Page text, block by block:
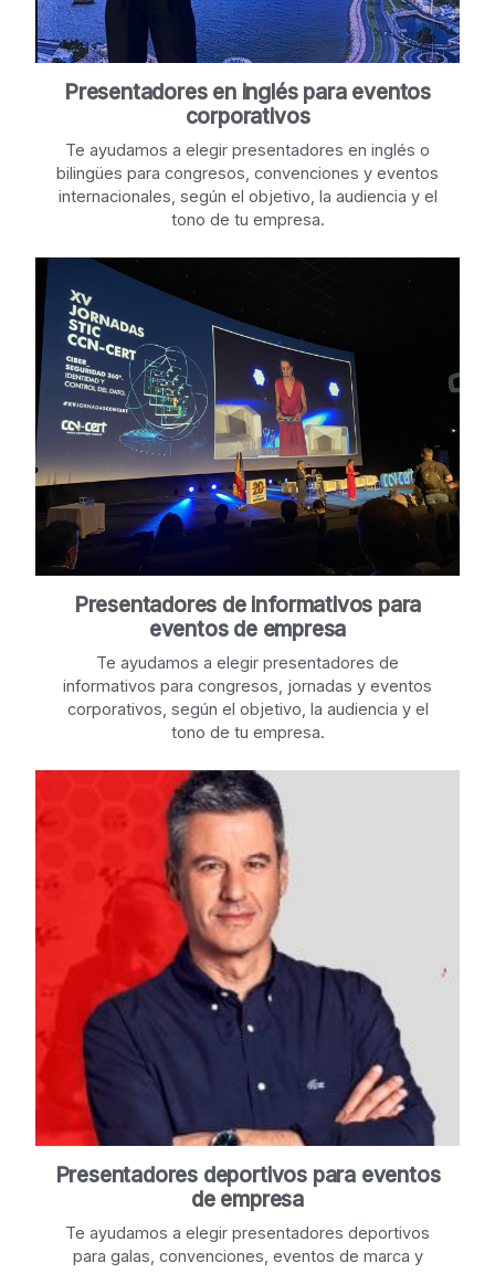
Presentadores en inglés para eventos
corporativos
Te ayudamos a elegir presentadores en inglés o
bilingües para congresos, convenciones y eventos
internacionales, según el objetivo, la audiencia y el
tono de tu empresa.
Presentadores de informativos para
eventos de empresa
Te ayudamos a elegir presentadores de
informativos para congresos, jornadas y eventos
corporativos, según el objetivo, la audiencia y el
tono de tu empresa.
Presentadores deportivos para eventos
de empresa
Te ayudamos a elegir presentadores deportivos
para galas, convenciones, eventos de marca y